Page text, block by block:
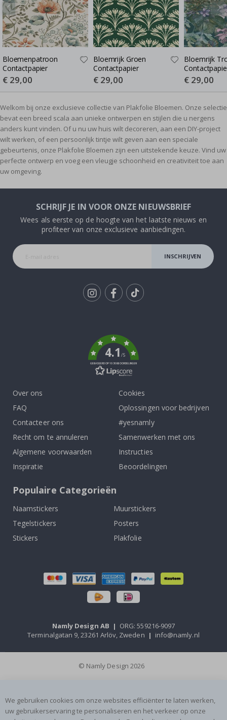
Bloemenpatroon
Contactpapier
Special
Price
€ 29,00
Bloemrijk Groen
Contactpapier
Special
Price
€ 29,00
Bloemrijk
Special
Price
€ 29,00
Welkom bij onze exclusieve collectie van Plakfolie Bloemen. Onze selectie
bevat een breed scala aan unieke ontwerpen en stijlen die u nergens
anders kunt vinden. Of u nu uw huis wilt decoreren, aan een DIY-project
wilt werken, of een persoonlijk tintje wilt geven aan een speciale
gebeurtenis, onze Plakfolie Bloemen zijn een uitstekende keuze. Vind uw
perfecte ontwerp en voeg een vleugje schoonheid en creativiteit toe aan
uw omgeving.
SCHRIJF JE IN VOOR ONZE NIEUWSBRIEF
Wees als eerste op de hoogte van het laatste nieuws en
profiteer van onze exclusieve aanbiedingen.
INSCHRIJVEN
4.1/5
GEBASEERD OP 1030 BEOORDELINGEN
Over ons
FAQ
Contacteer ons
Recht om te annuleren
Algemene voorwaarden
Inspiratie
Cookies
Oplossingen voor bedrijven
#yesnamly
Samenwerken met ons
Instructies
Beoordelingen
Populaire Categorieën
Naamstickers
Muurstickers
Tegelstickers
Posters
Stickers
Plakfolie
Namly Design AB | ORG: 559216-9097
Terminalgatan 9, 23261 Arlöv, Zweden | info@namly.nl
© Namly Design 2026
We gebruiken cookies om onze websites efficiënter te laten werken,
uw gebruikerservaring te personaliseren en het verkeer op onze